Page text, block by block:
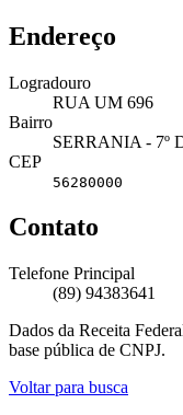
Endereço
Logradouro
RUA UM 696
Bairro
SERRANIA - 7º
CEP
56280000
Contato
Telefone Principal
(89) 94383641
Dados da Receita
base pública de CNPJ.
Voltar para busca